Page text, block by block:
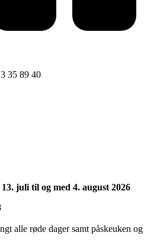
35 89 40
juli til og med 4. august 2026
alle røde dager samt påskeuken og